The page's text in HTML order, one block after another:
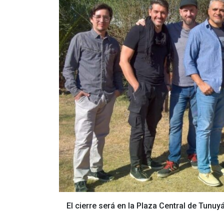
El cierre será en la Plaza Central de